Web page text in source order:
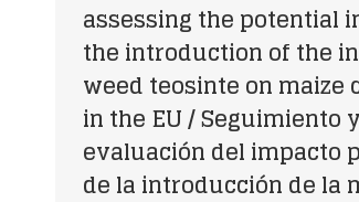
assessing the potential
the introduction of the
weed teosinte on
in the EU / Seguimiento y
evaluación del impacto
de la introducción de la